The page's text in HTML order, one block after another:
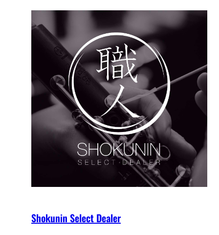
Shokunin Select Dealer